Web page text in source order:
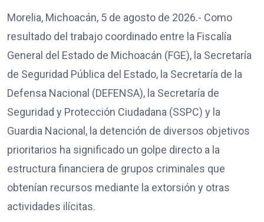
Morelia, Michoacán, 5 de agosto de 2026.- Como
resultado del trabajo coordinado entre la Fiscalía
General del Estado de Michoacán (FGE), la Secretaría
de Seguridad Pública del Estado, la Secretaría de la
Defensa Nacional (DEFENSA), la Secretaría de
Seguridad y Protección Ciudadana (SSPC) y la
Guardia Nacional, la detención de diversos objetivos
prioritarios ha significado un golpe directo a la
estructura financiera de grupos criminales que
obtenían recursos mediante la extorsión y otras
actividades ilícitas.